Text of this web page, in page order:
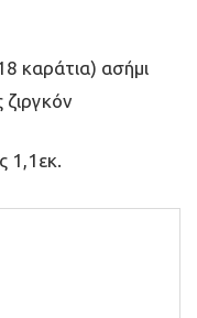
καράτια) ασήμι
ζιργκόν
1,1εκ.